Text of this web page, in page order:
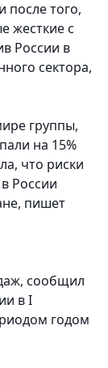
после того,
жесткие с
России в
сектора,
группы,
на 15%
что риски
России
пишет
сообщил
в I
годом